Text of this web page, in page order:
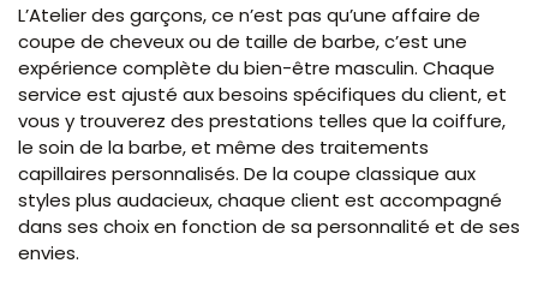
L’Atelier des garçons, ce n’est pas qu’une affaire de
coupe de cheveux ou de taille de barbe, c’est une
expérience complète du bien-être masculin. Chaque
service est ajusté aux besoins spécifiques du client, et
vous y trouverez des prestations telles que la coiffure,
le soin de la barbe, et même des traitements
capillaires personnalisés. De la coupe classique aux
styles plus audacieux, chaque client est accompagné
dans ses choix en fonction de sa personnalité et de ses
envies.